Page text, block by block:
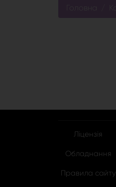
Головна
Ліцензія
Обладнання
Правила сайту